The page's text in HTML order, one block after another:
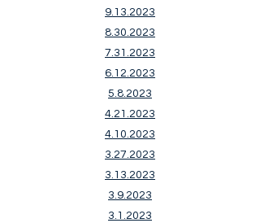
9.13.2023
8.30.2023
7.31.2023
6.12.2023
5.8.2023
4.21.2023
4.10.2023
3.27.2023
3.13.2023
3.9.2023
3.1.2023